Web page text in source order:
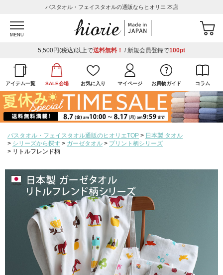
バスタオル・フェイスタオルの通販ならヒオリエ 本店
MENU
5,500円(税込)以上で送料無料！ / 新規会員登録で100pt
アイテム一覧 SALE会場 お気に入り マイページ お買物ガイド コラム
バスタオル・フェイスタオル通販のヒオリエTOP
日本製 タオル
シリーズから探す
ガーゼタオル
プリント柄シリーズ
リトルフレンド柄